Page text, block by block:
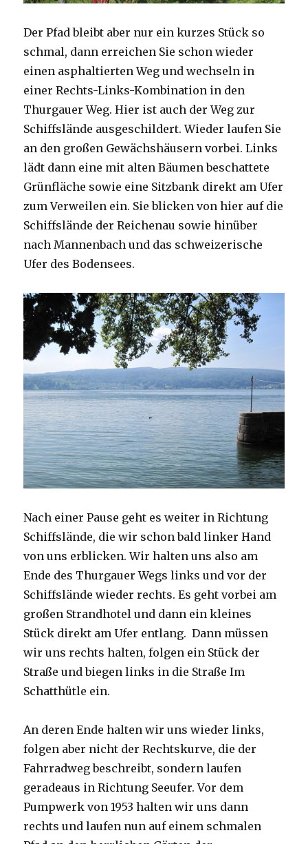
Der Pfad bleibt aber nur ein kurzes Stück so
schmal, dann erreichen Sie schon wieder
einen asphaltierten Weg und wechseln in
einer Rechts-Links-Kombination in den
Thurgauer Weg. Hier ist auch der Weg zur
Schiffslände ausgeschildert. Wieder laufen Sie
an den großen Gewächshäusern vorbei. Links
lädt dann eine mit alten Bäumen beschattete
Grünfläche sowie eine Sitzbank direkt am Ufer
zum Verweilen ein. Sie blicken von hier auf die
Schiffslände der Reichenau sowie hinüber
nach Mannenbach und das schweizerische
Ufer des Bodensees.
Nach einer Pause geht es weiter in Richtung
Schiffslände, die wir schon bald linker Hand
von uns erblicken. Wir halten uns also am
Ende des Thurgauer Wegs links und vor der
Schiffslände wieder rechts. Es geht vorbei am
großen Strandhotel und dann ein kleines
Stück direkt am Ufer entlang. Dann müssen
wir uns rechts halten, folgen ein Stück der
Straße und biegen links in die Straße Im
Schatthütle ein.
An deren Ende halten wir uns wieder links,
folgen aber nicht der Rechtskurve, die der
Fahrradweg beschreibt, sondern laufen
geradeaus in Richtung Seeufer. Vor dem
Pumpwerk von 1953 halten wir uns dann
rechts und laufen nun auf einem schmalen